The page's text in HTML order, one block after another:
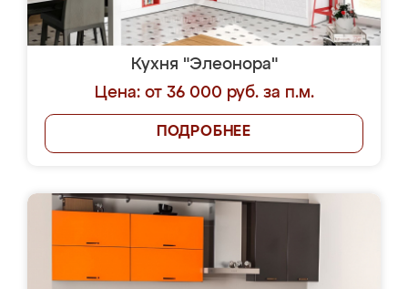
Кухня "Элеонора"
Цена: от 36 000 руб. за п.м.
ПОДРОБНЕЕ